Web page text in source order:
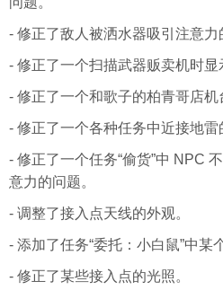
- 修正了敌人被洒水器吸引注意力
- 修正了一个扫描武器贩卖机时显
- 修正了一个和歌子的柏青哥店机
- 修正了一个各种任务中近接地雷
- 修正了一个任务“偷货”中 NPC
意力的问题。
- 调整了接入点天线的外观。
- 添加了任务“委托：小白鼠”中某
- 修正了某些接入点的光照。